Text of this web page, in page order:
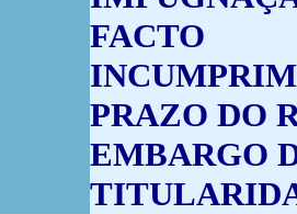
FACTO
PRAZO DO
EMBARGO